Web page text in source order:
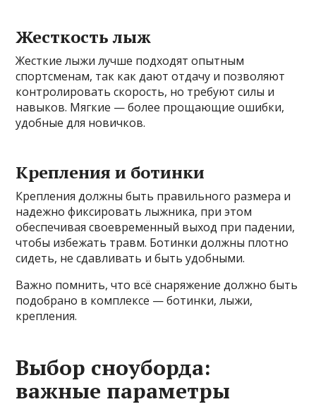
Жесткость лыж
Жесткие лыжи лучше подходят опытным
спортсменам, так как дают отдачу и позволяют
контролировать скорость, но требуют силы и
навыков. Мягкие — более прощающие ошибки,
удобные для новичков.
Крепления и ботинки
Крепления должны быть правильного размера и
надежно фиксировать лыжника, при этом
обеспечивая своевременный выход при падении,
чтобы избежать травм. Ботинки должны плотно
сидеть, не сдавливать и быть удобными.
Важно помнить, что всё снаряжение должно быть
подобрано в комплексе — ботинки, лыжи,
крепления.
Выбор сноуборда:
важные параметры